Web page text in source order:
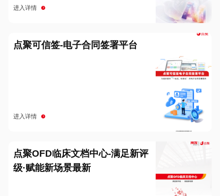
进入详情
点聚可信签-电子合同签署平台
进入详情
点聚OFD临床文档中心-满足新评
级·赋能新场景最新